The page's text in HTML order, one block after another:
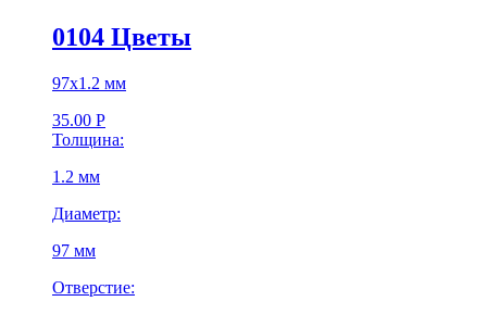
0104 Цветы
97х1.2 мм
35.00 Р
Толщина:
1.2 мм
Диаметр:
97 мм
Отверстие: